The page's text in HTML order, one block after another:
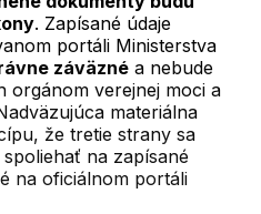
. Zapísané údaje
portáli Ministerstva
záväzné a nebude
orgánom verejnej moci a
materiálna
že tretie strany sa
na zapísané
na oficiálnom portáli